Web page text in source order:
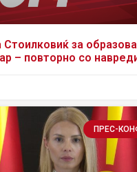
за
– повторно со
ПРЕС-